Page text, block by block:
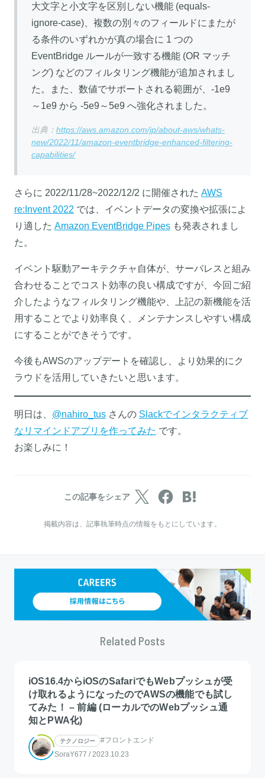
大文字と小文字を区別しない機能 (equals-
ignore-case)、複数の別々のフィールドにまたが
る条件のいずれかが真の場合に 1 つの
EventBridge ルールが一致する機能 (OR マッチ
ング) などのフィルタリング機能が追加されまし
た。また、数値でサポートされる範囲が、-1e9
～1e9 から -5e9～5e9 へ強化されました。
出典： https://aws.amazon.com/jp/about-aws/whats-
new/2022/11/amazon-eventbridge-enhanced-filtering-
capabilities/
さらに 2022/11/28~2022/12/2 に開催された AWS
re:Invent 2022 では、イベントデータの変換や拡張によ
り適した Amazon EventBridge Pipes も発表されまし
た。
イベント駆動アーキテクチャ自体が、サーバレスと組み
合わせることでコスト効率の良い構成ですが、今回ご紹
介したようなフィルタリング機能や、上記の新機能を活
用することでより効率良く、メンテナンスしやすい構成
にすることができそうです。
今後もAWSのアップデートを確認し、より効果的にク
ラウドを活用していきたいと思います。
明日は、 @nahiro_tus さんの Slackでインタラクティブ
なリマインドアプリを作ってみた です。
お楽しみに！
この記事をシェア
掲載内容は、記事執筆時点の情報をもとにしています。
Related Posts
iOS16.4からiOSのSafariでもWebプッシュが受
け取れるようになったのでAWSの機能でも試し
てみた！ – 前編 (ローカルでのWebプッシュ通
知とPWA化)
テクノロジー
#フロントエンド
SoraY677 / 2023.10.23